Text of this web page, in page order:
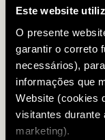
Este website
O presente
garantir o correto
necessários),
informações que
Website (cookies
visitantes durante
marketing).